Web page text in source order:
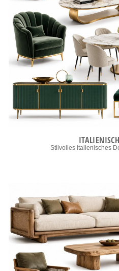
Stilvolles italienisches